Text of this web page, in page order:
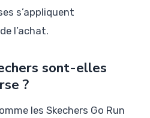
s’appliquent
l’achat.
sont-elles
?
les Skechers Go Run